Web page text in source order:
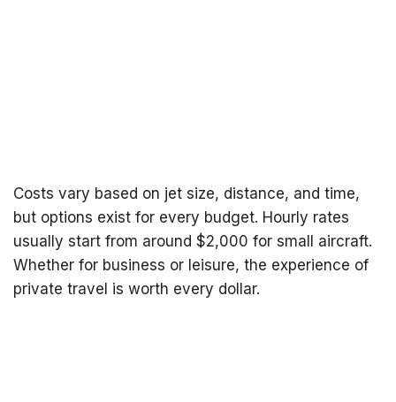
Costs vary based on jet size, distance, and time,
but options exist for every budget. Hourly rates
usually start from around $2,000 for small aircraft.
Whether for business or leisure, the experience of
private travel is worth every dollar.